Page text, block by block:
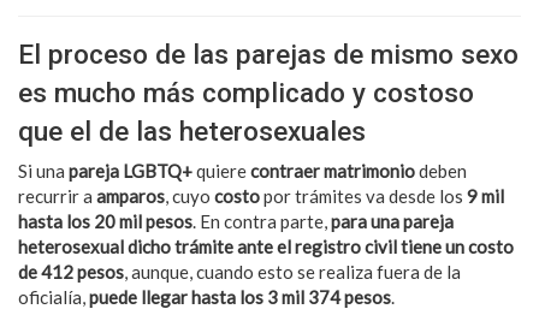
El proceso de las parejas de mismo sexo
es mucho más complicado y costoso
que el de las heterosexuales
Si una pareja LGBTQ+quierecontraer matrimoniodeben
recurrir a amparos, cuyo costopor trámites va desde los 9 mil
hasta los 20 mil pesos. En contra parte,para una pareja
heterosexual dicho trámite ante el registro civil tiene un costo
de 412 pesos, aunque, cuando esto se realiza fuera de la
oficialía,puede llegar hasta los 3 mil 374 pesos.